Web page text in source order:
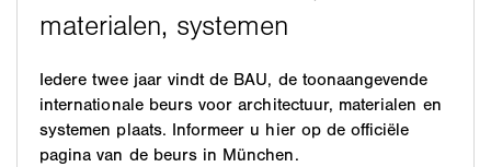
Iedere twee jaar vindt de BAU, de toonaangevende
internationale beurs voor architectuur, materialen en
systemen plaats. Informeer u hier op de officiële
pagina van de beurs in München.